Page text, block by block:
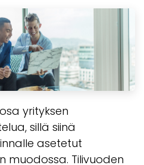
yrityksen
sillä siinä
asetetut
muodossa. Tilivuoden